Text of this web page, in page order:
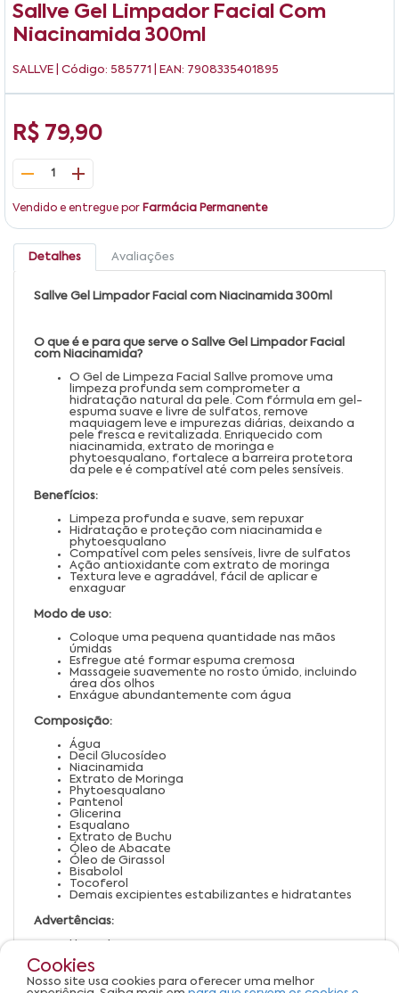
Sallve Gel Limpador Facial Com
Niacinamida 300ml
SALLVE | Código: 585771 | EAN: 7908335401895
R$ 79,90
1
Vendido e entregue por Farmácia Permanente
Detalhes Avaliações
Sallve Gel Limpador Facial com Niacinamida 300ml
O que é e para que serve o Sallve Gel Limpador Facial
com Niacinamida?
O Gel de Limpeza Facial Sallve promove uma
limpeza profunda sem comprometer a
hidratação natural da pele. Com fórmula em gel-
espuma suave e livre de sulfatos, remove
maquiagem leve e impurezas diárias, deixando a
pele fresca e revitalizada. Enriquecido com
niacinamida, extrato de moringa e
phytoesqualano, fortalece a barreira protetora
da pele e é compatível até com peles sensíveis.
Benefícios:
Limpeza profunda e suave, sem repuxar
Hidratação e proteção com niacinamida e
phytoesqualano
Compatível com peles sensíveis, livre de sulfatos
Ação antioxidante com extrato de moringa
Textura leve e agradável, fácil de aplicar e
enxaguar
Modo de uso:
Coloque uma pequena quantidade nas mãos
úmidas
Esfregue até formar espuma cremosa
Massageie suavemente no rosto úmido, incluindo
área dos olhos
Enxágue abundantemente com água
Composição:
Água
Decil Glucosídeo
Niacinamida
Extrato de Moringa
Phytoesqualano
Pantenol
Glicerina
Esqualano
Extrato de Buchu
Óleo de Abacate
Óleo de Girassol
Bisabolol
Tocoferol
Demais excipientes estabilizantes e hidratantes
Advertências:
Uso externo
Evite contato direto com os olhos
Em caso de irritação, suspenda o uso e consulte
um médico
Conservar em local fresco, seco e ao abrigo da luz
Cookies
Nosso site usa cookies para oferecer uma melhor